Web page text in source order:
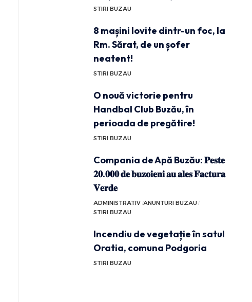
STIRI BUZAU
8 mașini lovite dintr-un foc, la
Rm. Sărat, de un șofer
neatent!
STIRI BUZAU
O nouă victorie pentru
Handbal Club Buzău, în
perioada de pregătire!
STIRI BUZAU
Compania de Apă Buzău: 𝐏𝐞𝐬𝐭𝐞
𝟐𝟎.𝟎𝟎𝟎 𝐝𝐞 𝐛𝐮𝐳𝐨𝐢𝐞𝐧𝐢 𝐚𝐮 𝐚𝐥𝐞𝐬 𝐅𝐚𝐜𝐭𝐮𝐫𝐚
𝐕𝐞𝐫𝐝𝐞
ADMINISTRATIV ANUNTURI BUZAU
STIRI BUZAU
Incendiu de vegetație în satul
Oratia, comuna Podgoria
STIRI BUZAU